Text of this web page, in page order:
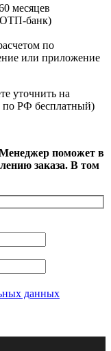
месяцев
ОТП-банк)
по
или приложение
уточнить на
по РФ бесплатный)
поможет в
заказа. В том
данных